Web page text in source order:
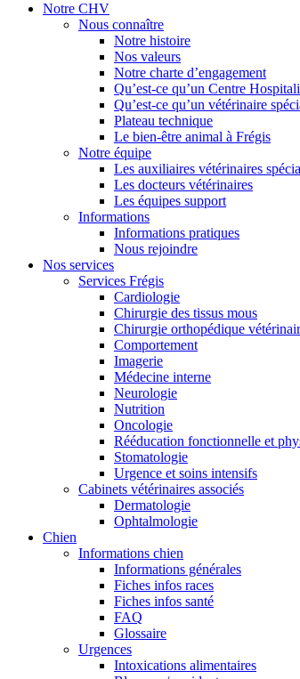
Notre CHV
Nous connaître
Notre histoire
Nos valeurs
Notre charte d’engagement
Qu’est-ce qu’un Centre
Qu’est-ce qu’un vétérinaire
Plateau technique
Le bien-être animal à Frégis
Notre équipe
Les auxiliaires vétérinaires
Les docteurs vétérinaires
Les équipes support
Informations
Informations pratiques
Nous rejoindre
Nos services
Services Frégis
Cardiologie
Chirurgie des tissus mous
Chirurgie orthopédique
Comportement
Imagerie
Médecine interne
Neurologie
Nutrition
Oncologie
Rééducation fonctionnelle et
Stomatologie
Urgence et soins intensifs
Cabinets vétérinaires associés
Dermatologie
Ophtalmologie
Chien
Informations chien
Informations générales
Fiches infos races
Fiches infos santé
FAQ
Glossaire
Urgences
Intoxications alimentaires